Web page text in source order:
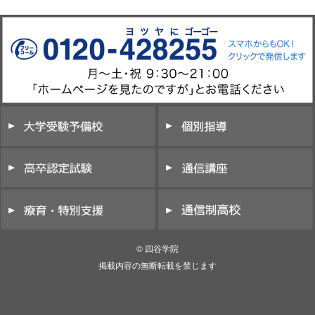
© 四谷学院
掲載内容の無断転載を禁じます